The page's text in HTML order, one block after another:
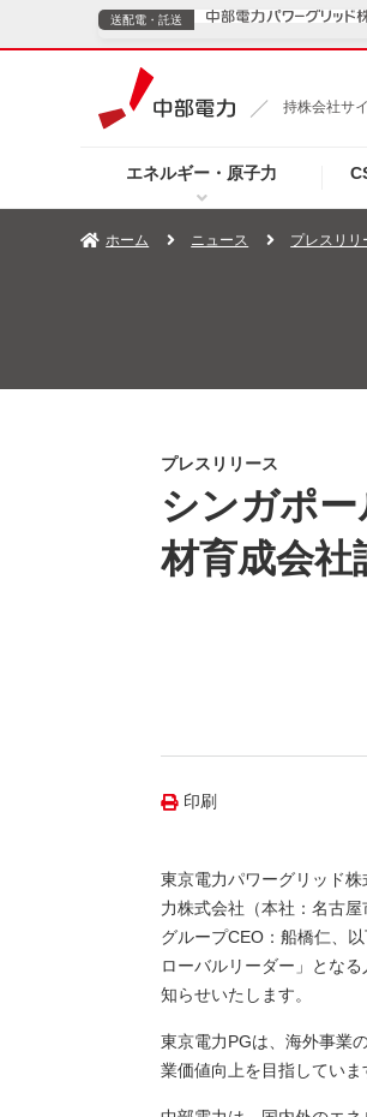
持株会社サ
エネルギー・原子力
送配電・託送
TOPページへ
ニュース（新しいウィンドウを
よくあるご質
電気
TOPページへ
ホーム ニュース プレスリリ
プレスリリース
シンガポ
材育成会社
印刷
東京電力パワーグリッド
力株式会社（本社：名古
グループCEO：船橋仁、
ローバルリーダー」とな
知らせいたします。
東京電力PGは、海外事業
業価値向上を目指していま